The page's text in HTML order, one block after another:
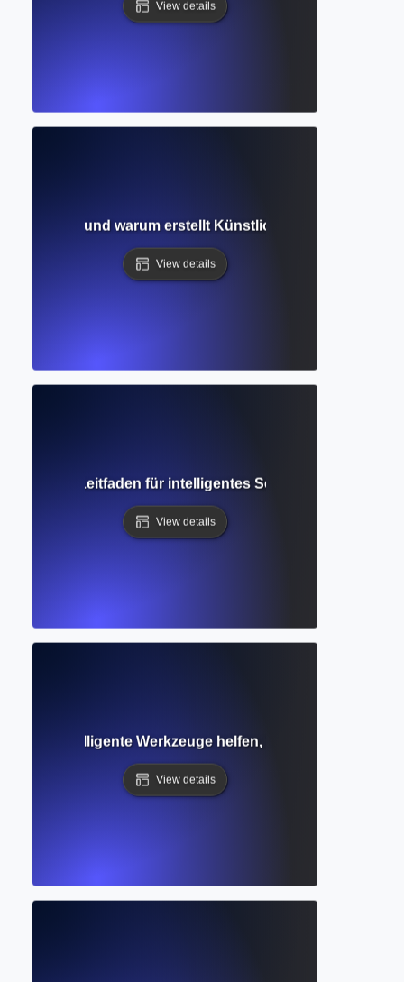
View details
Wie und warum erstellt Künstliche Intelligenz
View details
Leitfaden für intelligentes Schreiben und
View details
Wie intelligente Werkzeuge helfen, Texte klar und
View details